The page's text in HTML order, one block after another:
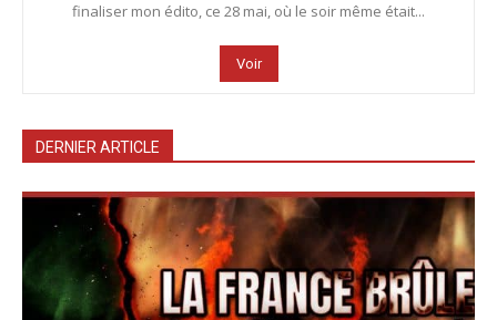
finaliser mon édito, ce 28 mai, où le soir même était...
Voir
DERNIER ARTICLE